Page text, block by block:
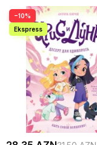
−10%